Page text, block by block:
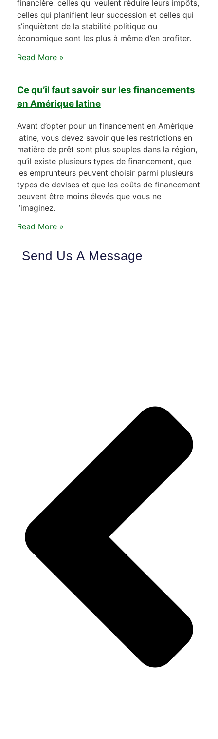
financière, celles qui veulent réduire leurs impôts,
celles qui planifient leur succession et celles qui
s’inquiètent de la stabilité politique ou
économique sont les plus à même d’en profiter.
Read More »
Ce qu’il faut savoir sur les financements
en Amérique latine
Avant d’opter pour un financement en Amérique
latine, vous devez savoir que les restrictions en
matière de prêt sont plus souples dans la région,
qu’il existe plusieurs types de financement, que
les emprunteurs peuvent choisir parmi plusieurs
types de devises et que les coûts de financement
peuvent être moins élevés que vous ne
l’imaginez.
Read More »
Send Us A Message